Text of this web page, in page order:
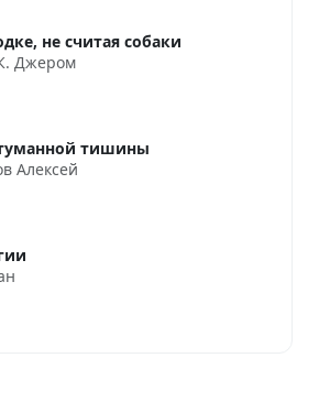
не считая собаки
Джером
тишины
Алексей